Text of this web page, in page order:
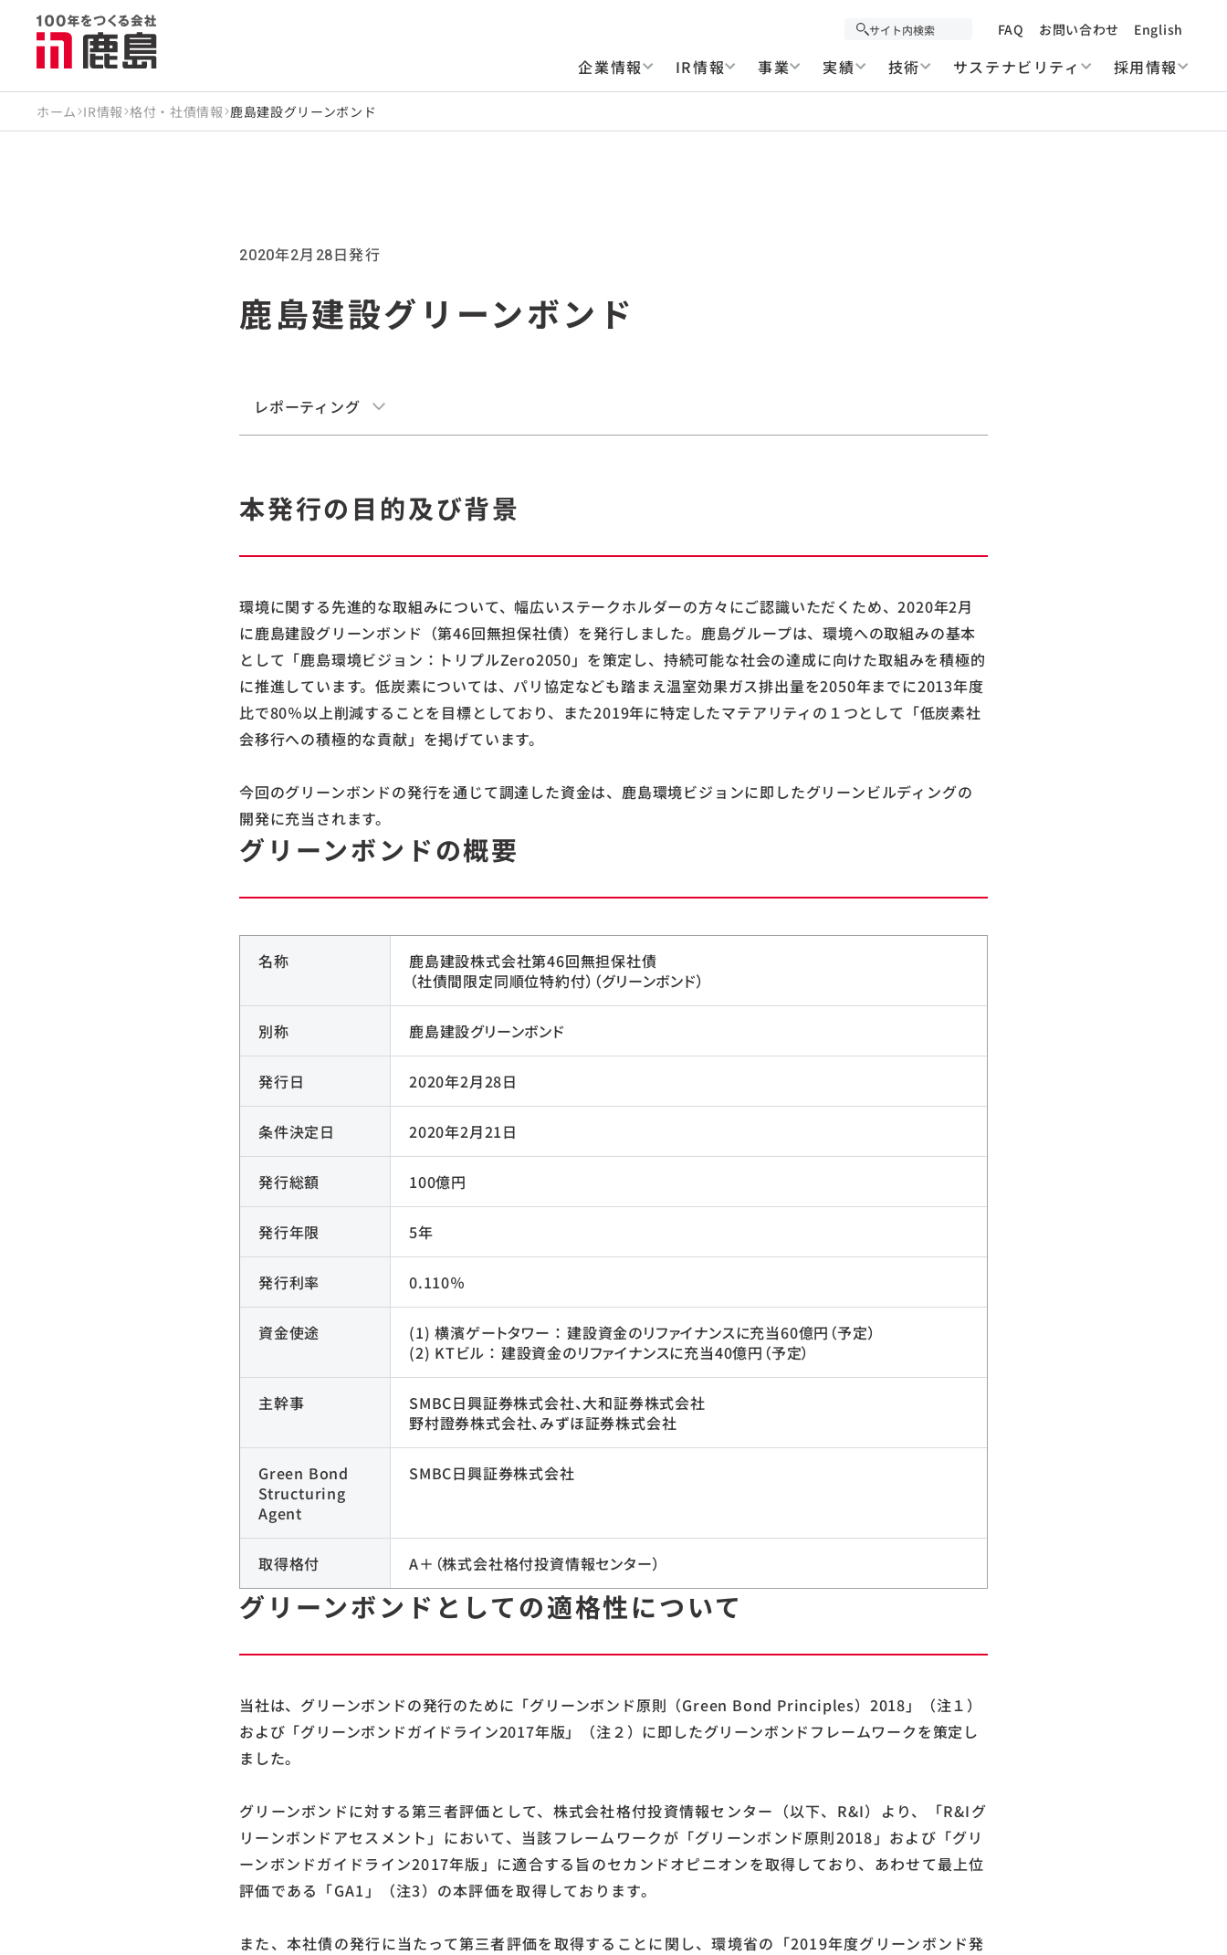
FAQ お問い合わせ English
企業情報 IR情報 事業 実績 技術 サステナビリティ 採用情報
ホーム IR情報 格付・社債情報 鹿島建設グリーンボンド
2020年2月 28日発行
鹿島建設グリーンボンド
レポーティング
本発行の目的及び背景
環境に関する先進的な取組みについて、幅広いステークホルダーの方々にご認識いただくため、2020年2月
に鹿島建設グリーンボンド（第46回無担保社債）を発行しました。鹿島グループは、環境への取組みの基本
として「鹿島環境ビジョン：トリプルZero2050」を策定し、持続可能な社会の達成に向けた取組みを積極的
に推進しています。低炭素については、パリ協定なども踏まえ温室効果ガス排出量を2050年までに2013年度
比で80％以上削減することを目標としており、また2019年に特定したマテアリティの１つとして「低炭素社
会移行への積極的な貢献」を掲げています。
今回のグリーンボンドの発行を通じて調達した資金は、鹿島環境ビジョンに即したグリーンビルディングの
開発に充当されます。
グリーンボンドの概要
名称
鹿島建設株式会社第46回無担保社債
（社債間限定同順位特約付）（グリーンボンド）
別称 鹿島建設グリーンボンド
発行日 2020年2月28日
条件決定日 2020年2月21日
発行総額 100億円
発行年限 5年
発行利率 0.110％
資金使途
(1) 横濱ゲートタワー ： 建設資金のリファイナンスに充当60億円（予定）
(2) KTビル ： 建設資金のリファイナンスに充当40億円（予定）
主幹事
SMBC日興証券株式会社、大和証券株式会社
野村證券株式会社、みずほ証券株式会社
Green Bond
Structuring
Agent
SMBC日興証券株式会社
取得格付 A＋（株式会社格付投資情報センター）
グリーンボンドとしての適格性について
当社は、グリーンボンドの発行のために「グリーンボンド原則（Green Bond Principles）2018」（注１）
および「グリーンボンドガイドライン2017年版」（注２）に即したグリーンボンドフレームワークを策定し
ました。
グリーンボンドに対する第三者評価として、株式会社格付投資情報センター（以下、R&I）より、「R&Iグ
リーンボンドアセスメント」において、当該フレームワークが「グリーンボンド原則2018」および「グリ
ーンボンドガイドライン2017年版」に適合する旨のセカンドオピニオンを取得しており、あわせて最上位
評価である「GA1」（注3）の本評価を取得しております。
また、本社債の発行に当たって第三者評価を取得することに関し、環境省の「2019年度グリーンボンド発